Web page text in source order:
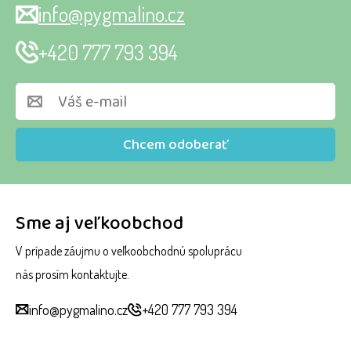
Sme aj veľkoobchod
V prípade záujmu o veľkoobchodnú spoluprácu
nás prosím kontaktujte.
info@pygmalino.cz +420 777 793 394
Chcem odoberať
info@pygmalino.cz
+420 777 793 394